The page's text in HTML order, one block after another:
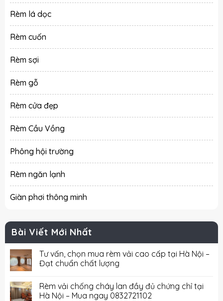
Rèm lá dọc
Rèm cuốn
Rèm sợi
Rèm gỗ
Rèm cửa đẹp
Rèm Cầu Vồng
Phông hội trường
Rèm ngăn lạnh
Giàn phơi thông minh
Bài Viết Mới Nhất
Tư vấn, chọn mua rèm vải cao cấp tại Hà Nội –
Đạt chuẩn chất lượng
Rèm vải chống cháy lan đầy đủ chứng chỉ tại
Hà Nội – Mua ngay 0832721102